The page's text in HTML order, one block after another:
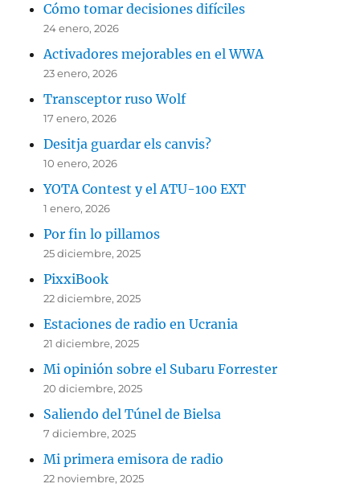
Cómo tomar decisiones difíciles
24 enero, 2026
Activadores mejorables en el WWA
23 enero, 2026
Transceptor ruso Wolf
17 enero, 2026
Desitja guardar els canvis?
10 enero, 2026
YOTA Contest y el ATU-100 EXT
1 enero, 2026
Por fin lo pillamos
25 diciembre, 2025
PixxiBook
22 diciembre, 2025
Estaciones de radio en Ucrania
21 diciembre, 2025
Mi opinión sobre el Subaru Forrester
20 diciembre, 2025
Saliendo del Túnel de Bielsa
7 diciembre, 2025
Mi primera emisora de radio
22 noviembre, 2025